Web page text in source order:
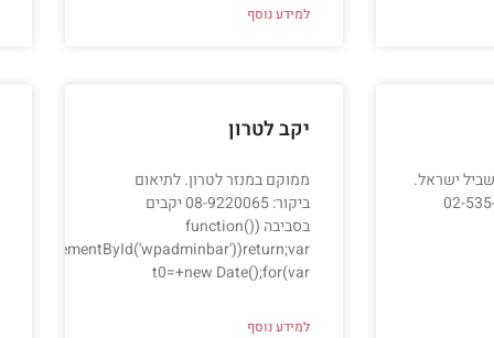
למידע נוסף
ישראל.
02-535-8555
יקב לטרון
ממוקם במנזר לטרון. לתיאום
ביקור: 08-9220065 יקבים
בסביבה (function()
t0=+new Date();for(var
למידע נוסף